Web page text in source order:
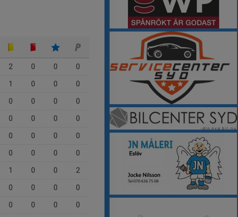
2 0 0
0
1 0 0
0
0 0 0
0
0 0 0
0
0 0 0
0
0 0 0
0
1 0 0
2
0 0 0
0
0 0 0
0